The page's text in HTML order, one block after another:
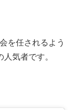
を任されるよう
気者です。